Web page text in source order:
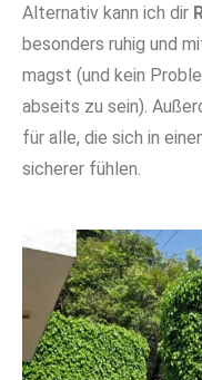
Alternativ kann ich dir
besonders ruhig und
magst (und kein
abseits zu sein).
für alle, die sich in
sicherer fühlen.